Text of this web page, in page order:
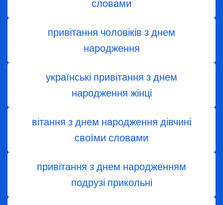
словами
привітання чоловіків з днем
народження
українські привітання з днем
народження жінці
вітання з днем ​​народження дівчині
своїми словами
привітання з днем народженням
подрузі прикольні